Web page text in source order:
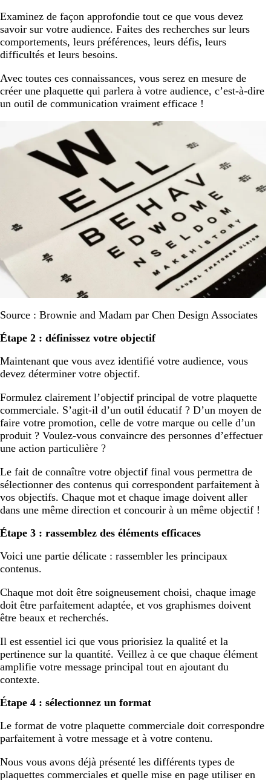
Examinez de façon approfondie tout ce que vous devez
savoir sur votre audience. Faites des recherches sur leurs
comportements, leurs préférences, leurs défis, leurs
difficultés et leurs besoins.
Avec toutes ces connaissances, vous serez en mesure de
créer une plaquette qui parlera à votre audience, c’est-à-dire
un outil de communication vraiment efficace !
Source : Brownie and Madam par Chen Design Associates
Étape 2 : définissez votre objectif
Maintenant que vous avez identifié votre audience, vous
devez déterminer votre objectif.
Formulez clairement l’objectif principal de votre plaquette
commerciale. S’agit-il d’un outil éducatif ? D’un moyen de
faire votre promotion, celle de votre marque ou celle d’un
produit ? Voulez-vous convaincre des personnes d’effectuer
une action particulière ?
Le fait de connaître votre objectif final vous permettra de
sélectionner des contenus qui correspondent parfaitement à
vos objectifs. Chaque mot et chaque image doivent aller
dans une même direction et concourir à un même objectif !
Étape 3 : rassemblez des éléments efficaces
Voici une partie délicate : rassembler les principaux
contenus.
Chaque mot doit être soigneusement choisi, chaque image
doit être parfaitement adaptée, et vos graphismes doivent
être beaux et recherchés.
Il est essentiel ici que vous priorisiez la qualité et la
pertinence sur la quantité. Veillez à ce que chaque élément
amplifie votre message principal tout en ajoutant du
contexte.
Étape 4 : sélectionnez un format
Le format de votre plaquette commerciale doit correspondre
parfaitement à votre message et à votre contenu.
Nous vous avons déjà présenté les différents types de
plaquettes commerciales et quelle mise en page utiliser en